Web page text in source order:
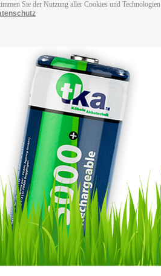
Sie der Nutzung aller Cookies und Technologien